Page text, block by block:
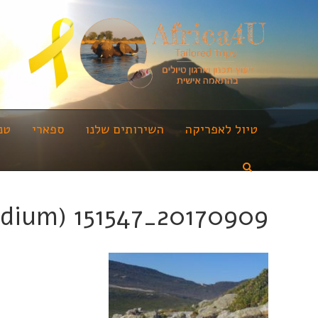
טיול לאפריקה השירותים שלנו ספארי
20170909_151547 (Medium)